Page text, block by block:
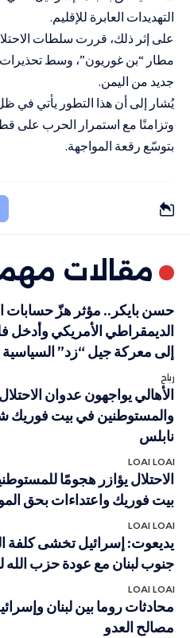
التهديدات العابرة للإقليم.
على إثر ذلك، قررت سلطات
مطار “بن غوريون”، وسط
جديد من اليمن.
يُشار إلى أن هذا التطور يأتي في ظل
بتوسّع رقعة المواجهة.
مقالات
حسن بايكر.. مؤثر هزّ حسابات
الديمقراطي الأمريكي
إلى معركة جيل “زد” السياسية
رباح
الأهالي يواجهون عدوان الاحتلال
والمستوطنين في بيت فوريك
نابلس
LOAI LOAI
الاحتلال يؤازر هجومًا
بيت فوريك واعتداءات بحق
LOAI LOAI
يديعوت: إسرائيل تخشى كلفة
جنوب لبنان مع عودة حزب الله
LOAI LOAI
محادثات روما بين لبنان
مصالح العدو